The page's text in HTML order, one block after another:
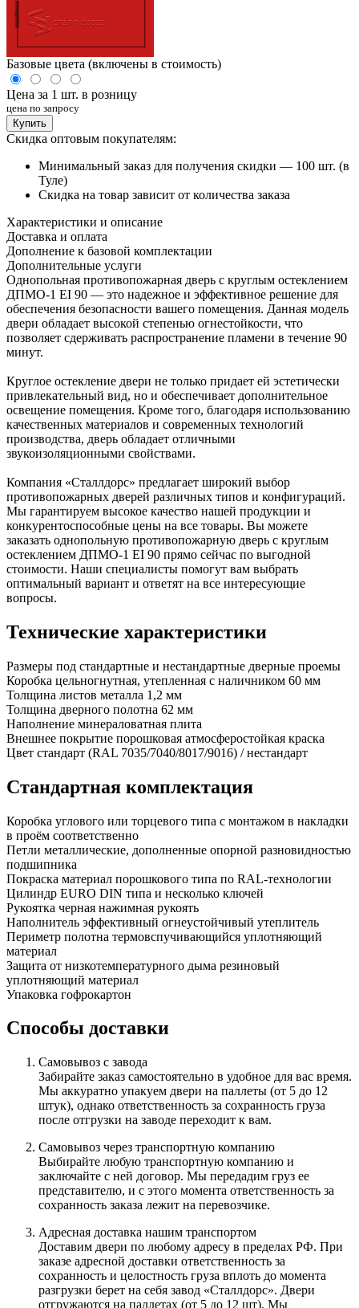
Базовые цвета (включены в стоимость)
Цена за 1 шт. в розницу
цена по запросу
Купить
Скидка оптовым покупателям:
Минимальный заказ для получения скидки — 100 шт. (в
Туле)
Скидка на товар зависит от количества заказа
Характеристики и описание
Доставка и оплата
Дополнение к базовой комплектации
Дополнительные услуги
Однопольная противопожарная дверь с круглым остеклением
ДПМО-1 EI 90 — это надежное и эффективное решение для
обеспечения безопасности вашего помещения. Данная модель
двери обладает высокой степенью огнестойкости, что
позволяет сдерживать распространение пламени в течение 90
минут.
Круглое остекление двери не только придает ей эстетически
привлекательный вид, но и обеспечивает дополнительное
освещение помещения. Кроме того, благодаря использованию
качественных материалов и современных технологий
производства, дверь обладает отличными
звукоизоляционными свойствами.
Компания «Сталлдорс» предлагает широкий выбор
противопожарных дверей различных типов и конфигураций.
Мы гарантируем высокое качество нашей продукции и
конкурентоспособные цены на все товары. Вы можете
заказать однопольную противопожарную дверь с круглым
остеклением ДПМО-1 EI 90 прямо сейчас по выгодной
стоимости. Наши специалисты помогут вам выбрать
оптимальный вариант и ответят на все интересующие
вопросы.
Технические характеристики
Размеры под стандартные и нестандартные дверные проемы
Коробка цельногнутная, утепленная с наличником 60 мм
Толщина листов металла 1,2 мм
Толщина дверного полотна 62 мм
Наполнение минераловатная плита
Внешнее покрытие порошковая атмосферостойкая краска
Цвет стандарт (RAL 7035/7040/8017/9016) / нестандарт
Стандартная комплектация
Коробка углового или торцевого типа с монтажом в накладки
в проём соответственно
Петли металлические, дополненные опорной разновидностью
подшипника
Покраска материал порошкового типа по RAL-технологии
Цилиндр EURO DIN типа и несколько ключей
Рукоятка черная нажимная рукоять
Наполнитель эффективный огнеустойчивый утеплитель
Периметр полотна термовспучивающийся уплотняющий
материал
Защита от низкотемпературного дыма резиновый
уплотняющий материал
Упаковка гофрокартон
Способы доставки
Самовывоз с завода
Забирайте заказ самостоятельно в удобное для вас время.
Мы аккуратно упакуем двери на паллеты (от 5 до 12
штук), однако ответственность за сохранность груза
после отгрузки на заводе переходит к вам.
Самовывоз через транспортную компанию
Выбирайте любую транспортную компанию и
заключайте с ней договор. Мы передадим груз ее
представителю, и с этого момента ответственность за
сохранность заказа лежит на перевозчике.
Адресная доставка нашим транспортом
Доставим двери по любому адресу в пределах РФ. При
заказе адресной доставки ответственность за
сохранность и целостность груза вплоть до момента
разгрузки берет на себя завод «Сталлдорс». Двери
отгружаются на паллетах (от 5 до 12 шт). Мы